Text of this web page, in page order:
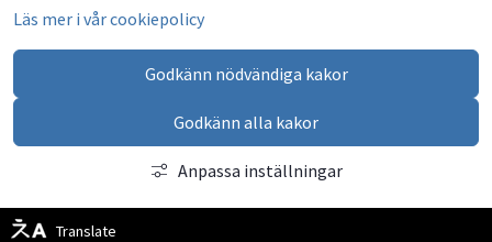
Läs mer i vår cookiepolicy
Godkänn nödvändiga kakor
Godkänn alla kakor
Anpassa inställningar
Translate